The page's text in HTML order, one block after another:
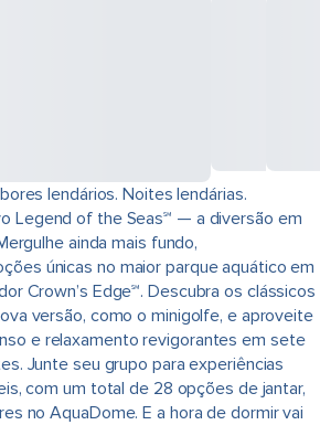
lendários. Noites lendárias.
Legend of the Seas℠ — a diversão em
ainda mais fundo,
únicas no maior parque aquático em
Crown’s Edge℠. Descubra os clássicos
versão, como o minigolfe, e aproveite
e relaxamento revigorantes em sete
Junte seu grupo para experiências
com um total de 28 opções de jantar,
no AquaDome. E a hora de dormir vai